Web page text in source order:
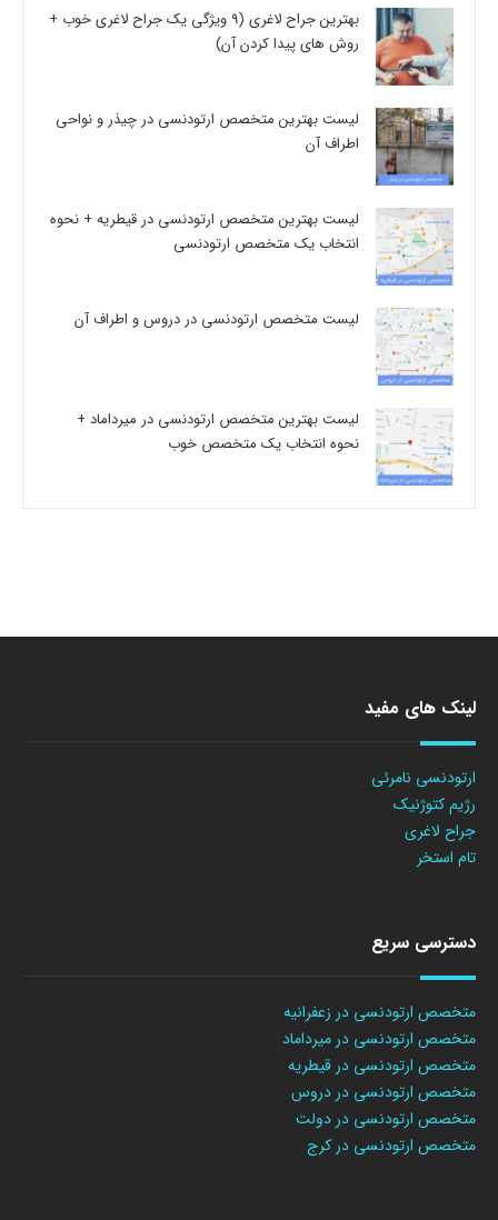
بهترین جراح لاغری (9 ویژگی یک جراح لاغری خوب +
روش های پیدا کردن آن)
لیست بهترین متخصص ارتودنسی در چیذر و نواحی
اطراف آن
لیست بهترین متخصص ارتودنسی در قیطریه + نحوه
انتخاب یک متخصص ارتودنسی
لیست متخصص ارتودنسی در دروس و اطراف آن
لیست بهترین متخصص ارتودنسی در میرداماد +
نحوه انتخاب یک متخصص خوب
لینک های مفید
ارتودنسی نامرئی
رژیم کتوژنیک
جراح لاغری
تام استخر
دسترسی سریع
متخصص ارتودنسی در زعفرانیه
متخصص ارتودنسی در میرداماد
متخصص ارتودنسی در قیطریه
متخصص ارتودنسی در دروس
متخصص ارتودنسی در دولت
متخصص ارتودنسی در کرج